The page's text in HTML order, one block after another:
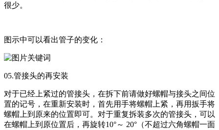
很少。
图示中可以看出管子的变化：
05.管接头的再安装
对于已经上紧过的管接头，在拆下前请做好螺帽与接头之间位
置的记号，在重新安装时，首先用手将螺帽上紧，再用扳手将
螺帽上到原来的位置即可。对于重复拆装多次的管接头，可以
在螺帽上到原位置后，再旋转10°～ 20°（不超过六角螺帽一面